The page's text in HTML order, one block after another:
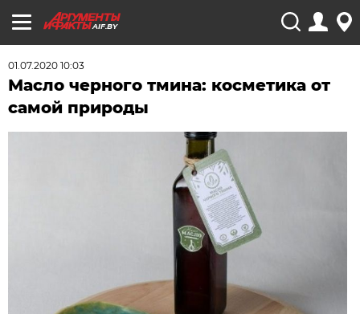
AIF.BY
01.07.2020 10:03
Масло черного тмина: косметика от
самой природы